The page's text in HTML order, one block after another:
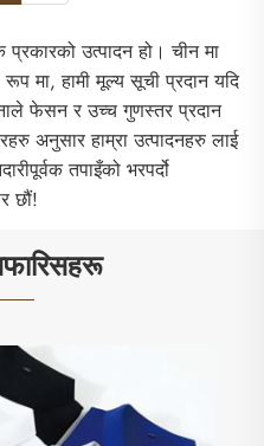
उत्पादन हो। चीन मा
रूप मा, हामी मूल्य सूची प्रदान यदि
फेसन र उच्च गुणस्तर प्रदान
अनुसार हाम्रा उत्पादनहरु लाई
तपाइँको भरपर्दो
छौं!